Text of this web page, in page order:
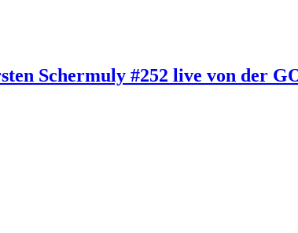
Schermuly #252 live von der